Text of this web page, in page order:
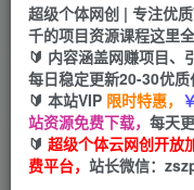
挂机
项目
脚本卡密
首页 创业课程 会员免费
2023本地生活团
保证金，普通人也
超级个体网创 | 专注优
千的项目资源课程这里全
🔰 内容涵盖网赚项目、
每日稳定更新20-30优质
🔰 本站VIP 限时特惠，
站资源免费下载， 每天
🔰 超级个体云网创开放
费平台， 站长微信：